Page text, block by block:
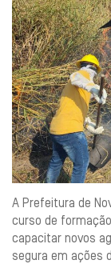
A Prefeitura de
curso de
capacitar novos
segura em ações